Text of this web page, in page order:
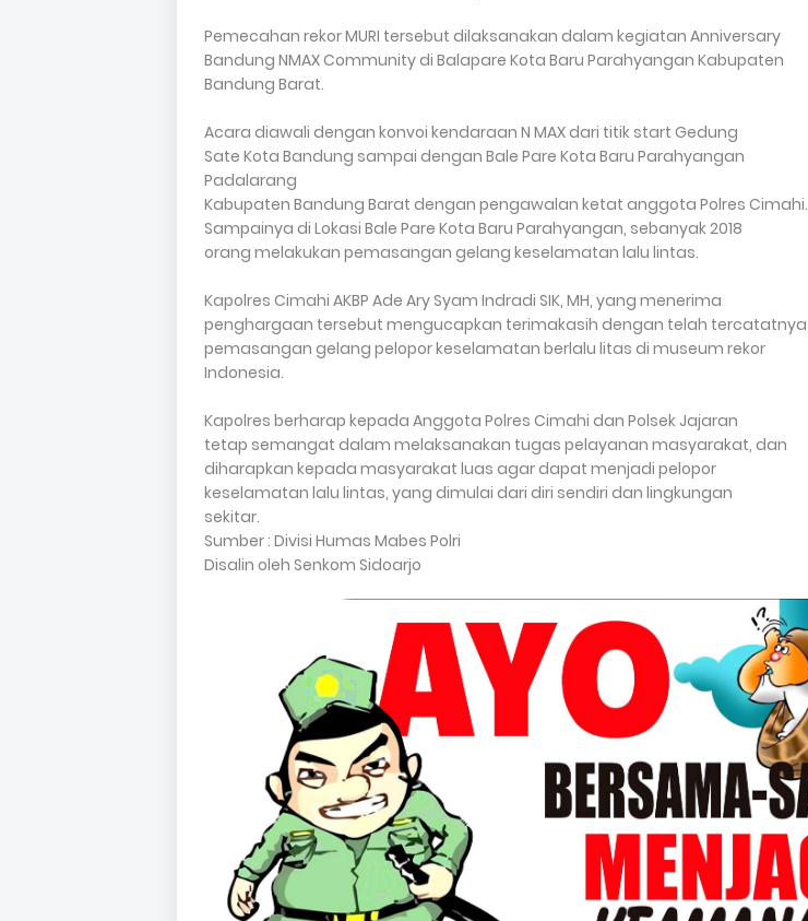
Pemecahan rekor MURI tersebut dilaksanakan dalam kegiatan Anniversary
Bandung NMAX Community di Balapare Kota Baru Parahyangan Kabupaten
Bandung Barat.
Acara diawali dengan konvoi kendaraan N MAX dari titik start Gedung
Sate Kota Bandung sampai dengan Bale Pare Kota Baru Parahyangan
Padalarang
Kabupaten Bandung Barat dengan pengawalan ketat anggota Polres Cimahi.
Sampainya di Lokasi Bale Pare Kota Baru Parahyangan, sebanyak 2018
orang melakukan pemasangan gelang keselamatan lalu lintas.
Kapolres Cimahi AKBP Ade Ary Syam Indradi SIK, MH, yang menerima
penghargaan tersebut mengucapkan terimakasih dengan telah tercatatnya
pemasangan gelang pelopor keselamatan berlalu litas di museum rekor
Indonesia.
Kapolres berharap kepada Anggota Polres Cimahi dan Polsek Jajaran
tetap semangat dalam melaksanakan tugas pelayanan masyarakat, dan
diharapkan kepada masyarakat luas agar dapat menjadi pelopor
keselamatan lalu lintas, yang dimulai dari diri sendiri dan lingkungan
sekitar.
Sumber : Divisi Humas Mabes Polri
Disalin oleh Senkom Sidoarjo